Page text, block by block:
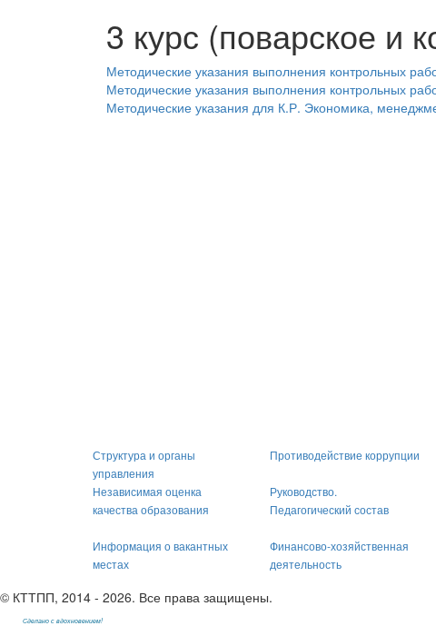
3 курс (поварское и
Методические указания выполнения контрольных
Методические указания выполнения контрольных
Методические указания для К.Р. Экономика,
Структура и органы
управления
Противодействие коррупции
Независимая оценка
качества образования
Руководство.
Педагогический состав
Информация о вакантных
местах
Финансово-хозяйственная
деятельность
Сделано с вдохновением!
© КТТПП, 2014 - 2026. Все права защищены.